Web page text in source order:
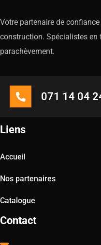
Votre partenaire de
construction. Spécialistes
parachèvement.
071 14 04
Liens
Accueil
Nos partenaires
Catalogue
Contact